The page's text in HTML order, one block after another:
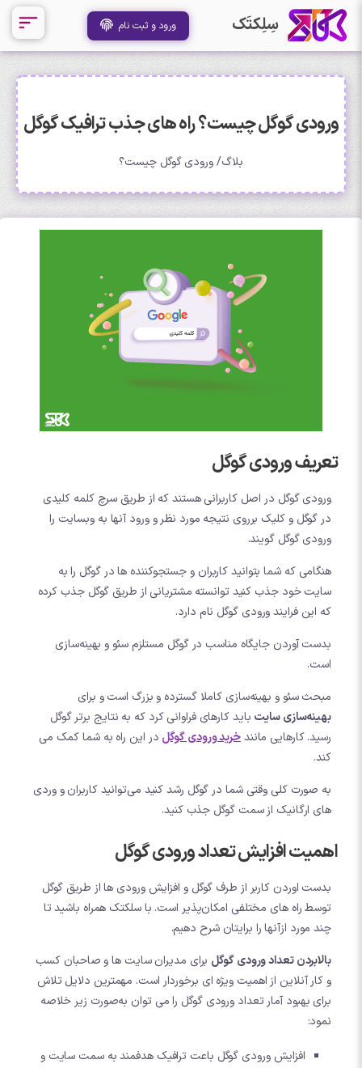
سِلِکتَک ورود و ثبت نام
ورودی گوگل چیست؟ راه های جذب ترافیک گوگل
بلاگ ورودی گوگل چیست؟
تعریف ورودی گوگل
ورودی گوگل در اصل کاربرانی هستند که از طریق سرچ کلمه کلیدی
در گوگل و کلیک برروی نتیجه مورد نظر و ورود آنها به وبسایت را
ورودی گوگل گویند.
هنگامی که شما بتوانید کاربران و جستجوکننده ها در گوگل را به
سایت خود جذب کنید توانسته مشتریانی از طریق گوگل جذب کرده
که این فرایند ورودی گوگل نام دارد.
بدست آوردن جایگاه مناسب در گوگل مستلزم سئو و بهینه‌سازی
است.
مبحث سئو و بهینه‌سازی کاملا گسترده و بزرگ است و برای
بهینه‌سازی سایت باید کارهای فراوانی کرد که به نتایج برتر گوگل
رسید. کارهایی مانندخرید ورودی گوگل در این راه به شما کمک می
کند.
به صورت کلی وقتی شما در گوگل رشد کنید می‌توانید کاربران و وردی
های ارگانیک از سمت گوگل جذب کنید.
اهمیت افزایش تعداد ورودی گوگل
بدست اوردن کاربر از طرف گوگل و افزایش ورودی ها از طریق گوگل
توسط راه های مختلفی امکان‌پذیر است. با سلکتک همراه باشید تا
چند مورد ازآنها را برایتان شرح دهیم.
بالابردن تعداد ورودی گوگل برای مدیران سایت ها و صاحبان کسب
و کار آنلاین از اهمیت ویژه ای برخوردار است. مهمترین دلایل تلاش
برای بهبود آمار تعداد ورودی گوگل را می توان به‌صورت زیر خلاصه
نمود:
افزایش ورودی گوگل باعت ترافیک هدفمند به سمت سایت و